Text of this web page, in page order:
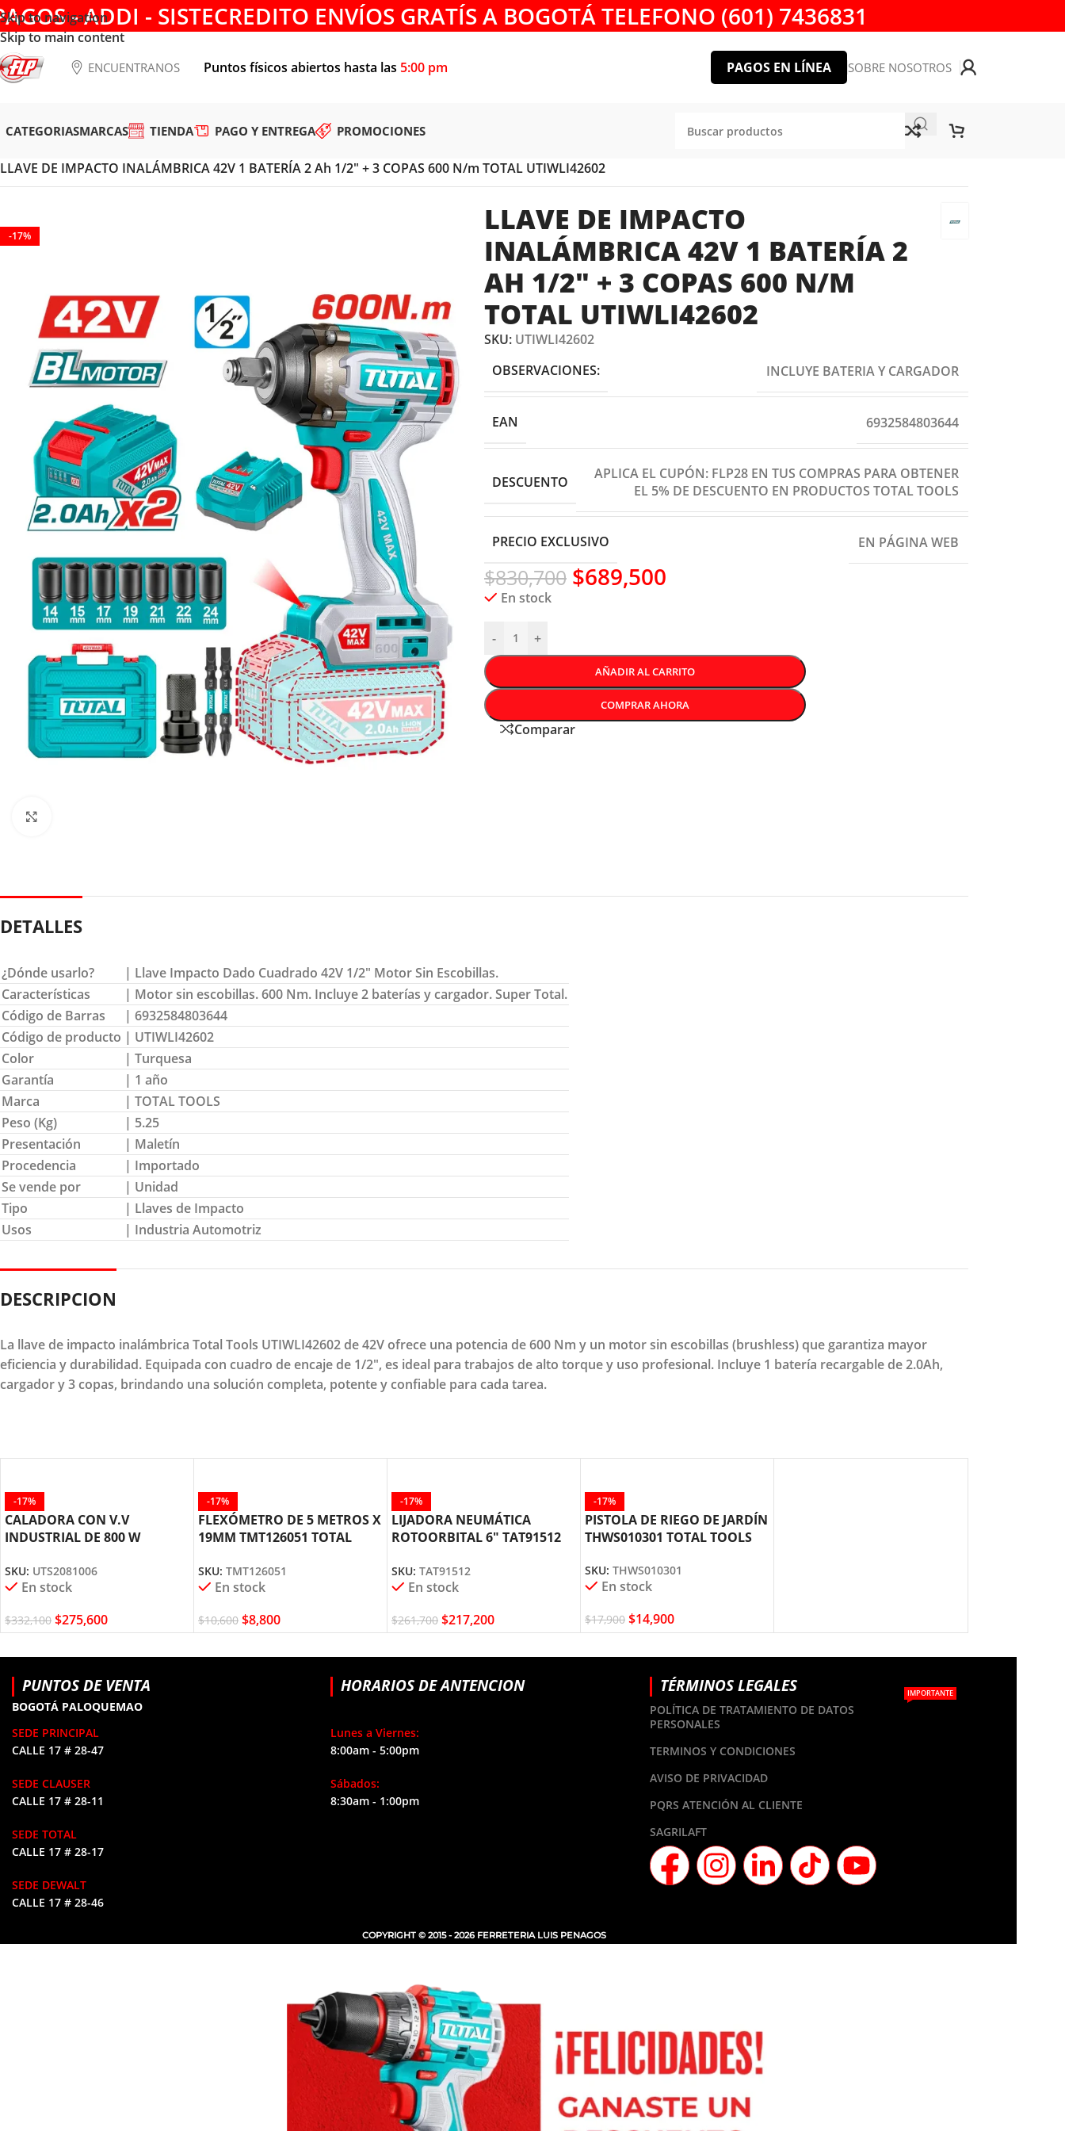
Skip to navigation
Skip to main content
- ADDI - SISTECREDITO ENVÍOS GRATÍS A BOGOTÁ TELEFONO (601) 7436831
ENCUENTRANOS Puntos físicos abiertos hasta las 5:00 pm PAGOS EN LÍNEA SOBRE NOSOTROS
CATEGORIASMARCAS TIENDA PAGO Y ENTREGA PROMOCIONES
LLAVE DE IMPACTO INALÁMBRICA 42V 1 BATERÍA 2 Ah 1/2″ + 3 COPAS 600 N/m TOTAL UTIWLI42602
-17%
LLAVE DE IMPACTO
INALÁMBRICA 42V 1 BATERÍA 2
AH 1/2″ + 3 COPAS 600 N/M
TOTAL UTIWLI42602
SKU: UTIWLI42602
OBSERVACIONES:
INCLUYE BATERIA Y CARGADOR
EAN 6932584803644
DESCUENTO
APLICA EL CUPÓN: FLP28 EN TUS COMPRAS PARA OBTENER
EL 5% DE DESCUENTO EN PRODUCTOS TOTAL TOOLS
PRECIO EXCLUSIVO EN PÁGINA WEB
$830,700 $689,500
En stock
- +
AÑADIR AL CARRITO
COMPRAR AHORA
Comparar
DETALLES
¿Dónde usarlo?
| Llave Impacto Dado Cuadrado 42V 1/2″ Motor Sin Escobillas.
Características
| Motor sin escobillas. 600 Nm. Incluye 2 baterías y cargador. Super Total.
Código de Barras
| 6932584803644
Código de producto | UTIWLI42602
Color
| Turquesa
Garantía
| 1 año
Marca
| TOTAL TOOLS
Peso (Kg)
| 5.25
Presentación
| Maletín
Procedencia
| Importado
Se vende por
| Unidad
Tipo
| Llaves de Impacto
Usos
| Industria Automotriz
DESCRIPCION
La llave de impacto inalámbrica Total Tools UTIWLI42602 de 42V ofrece una potencia de 600 Nm y un motor sin escobillas (brushless) que garantiza mayor
eficiencia y durabilidad. Equipada con cuadro de encaje de 1/2", es ideal para trabajos de alto torque y uso profesional. Incluye 1 batería recargable de 2.0Ah,
cargador y 3 copas, brindando una solución completa, potente y confiable para cada tarea.
-17%
CALADORA CON V.V
INDUSTRIAL DE 800 W
SKU: UTS2081006
En stock
$332,100 $275,600
-17%
FLEXÓMETRO DE 5 METROS X
19MM TMT126051 TOTAL
SKU: TMT126051
En stock
$10,600 $8,800
-17%
LIJADORA NEUMÁTICA
ROTOORBITAL 6″ TAT91512
SKU: TAT91512
En stock
$261,700 $217,200
-17%
PISTOLA DE RIEGO DE JARDÍN
THWS010301 TOTAL TOOLS
SKU: THWS010301
En stock
$17,900 $14,900
PUNTOS DE VENTA
BOGOTÁ PALOQUEMAO
SEDE PRINCIPAL
CALLE 17 # 28-47
SEDE CLAUSER
CALLE 17 # 28-11
SEDE TOTAL
CALLE 17 # 28-17
SEDE DEWALT
CALLE 17 # 28-46
HORARIOS DE ANTENCION
Lunes a Viernes:
8:00am - 5:00pm
Sábados:
8:30am - 1:00pm
TÉRMINOS LEGALES
POLÍTICA DE TRATAMIENTO DE DATOS
PERSONALES
IMPORTANTE
TERMINOS Y CONDICIONES
AVISO DE PRIVACIDAD
PQRS ATENCIÓN AL CLIENTE
SAGRILAFT
COPYRIGHT © 2015 - 2026 FERRETERIA LUIS PENAGOS